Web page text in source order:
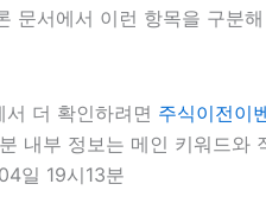
서에서 이런 항목을 구
더 확인하려면 주식이전이
내부 정보는 메인 키워드
일 19시13분